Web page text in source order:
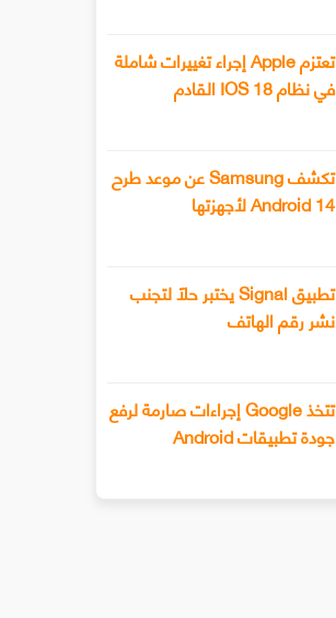
تعتزم Apple إجراء تغييرات شاملة
في نظام IOS 18 القادم
تكشف Samsung عن موعد طرح
Android 14 لأجهزتها
تطبيق Signal يختبر حلًا لتجنب
نشر رقم الهاتف
تتخذ Google إجراءات صارمة لرفع
جودة تطبيقات Android